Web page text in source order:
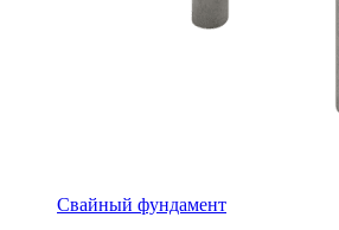
Свайный фундамент